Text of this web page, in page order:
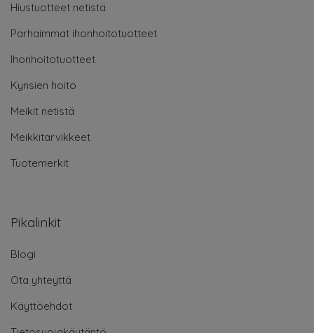
Hiustuotteet netistä
Parhaimmat ihonhoitotuotteet
Ihonhoitotuotteet
Kynsien hoito
Meikit netistä
Meikkitarvikkeet
Tuotemerkit
Pikalinkit
Blogi
Ota yhteyttä
Käyttöehdot